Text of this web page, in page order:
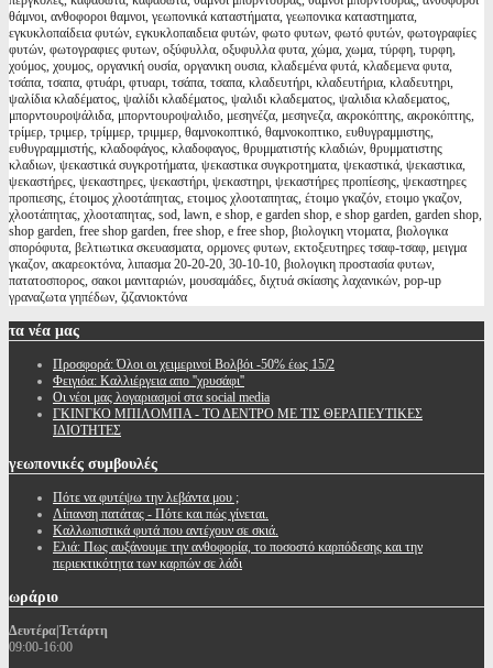
θάμνοι, ανθοφοροι θαμνοι, γεωπονικά καταστήματα, γεωπονικα καταστηματα,
εγκυκλοπαίδεια φυτών, εγκυκλοπαιδεια φυτών, φωτο φυτων, φωτό φυτών, φωτογραφίες
φυτών, φωτογραφιες φυτων, οξύφυλλα, οξυφυλλα φυτα, χώμα, χωμα, τύρφη, τυρφη,
χούμος, χουμος, οργανική ουσία, οργανικη ουσια, κλαδεμένα φυτά, κλαδεμενα φυτα,
τσάπα, τσαπα, φτυάρι, φτυαρι, τσάπα, τσαπα, κλαδευτήρι, κλαδευτήρια, κλαδευτηρι,
ψαλίδια κλαδέματος, ψαλίδι κλαδέματος, ψαλιδι κλαδεματος, ψαλιδια κλαδεματος,
μπορντουροψάλιδα, μπορντουροψαλιδο, μεσηνέζα, μεσηνεζα, ακροκόπτης, ακροκόπτης,
τρίμερ, τριμερ, τρίμμερ, τριμμερ, θαμνοκοπτικό, θαμνοκοπτικο, ευθυγραμμιστης,
ευθυγραμμιστής, κλαδοφάγος, κλαδοφαγος, θρυμματιστής κλαδιών, θρυμματιστης
κλαδιων, ψεκαστικά συγκροτήματα, ψεκαστικα συγκροτηματα, ψεκαστικά, ψεκαστικα,
ψεκαστήρες, ψεκαστηρες, ψεκαστήρι, ψεκαστηρι, ψεκαστήρες προπίεσης, ψεκαστηρες
προπιεσης, έτοιμος χλοοτάπητας, ετοιμος χλοοταπητας, έτοιμο γκαζόν, ετοιμο γκαζον,
χλοοτάπητας, χλοοταπητας, sod, lawn, e shop, e garden shop, e shop garden, garden shop,
shop garden, free shop garden, free shop, e free shop, βιολογικη ντοματα, βιολογικα
σπορόφυτα, βελτιωτικα σκευασματα, ορμονες φυτων, εκτοξευτηρες τσαφ-τσαφ, μειγμα
γκαζον, ακαρεοκτόνα, λιπασμα 20-20-20, 30-10-10, βιολογικη προστασία φυτων,
πατατοσπορος, σακοι μανιταριών, μουσαμάδες, διχτυά σκίασης λαχανικών, pop-up
γραναζωτα γηπέδων, ζιζανιοκτόνα
τα νέα μας
Προσφορά: Όλοι οι χειμερινοί Βολβόι -50% έως 15/2
Φειγιόα: Καλλιέργεια απο ''χρυσάφι''
Oι νέοι μας λογαριασμοί στα social media
ΓΚΙΝΓΚΟ ΜΠΙΛΟΜΠΑ - ΤΟ ΔΕΝΤΡΟ ΜΕ ΤΙΣ ΘΕΡΑΠΕΥΤΙΚΕΣ
ΙΔΙΟΤΗΤΕΣ
γεωπονικές συμβουλές
Πότε να φυτέψω την λεβάντα μου ;
Λίπανση πατάτας - Πότε και πώς γίνεται.
Καλλωπιστικά φυτά που αντέχουν σε σκιά.
Ελιά: Πως αυξάνουμε την ανθοφορία, το ποσοστό καρπόδεσης και την
περιεκτικότητα των καρπών σε λάδι
ωράριο
Δευτέρα|Τετάρτη
09:00-16:00